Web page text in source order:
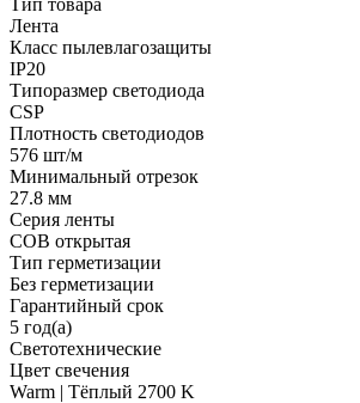
Лента
Класс пылевлагозащиты
IP20
Типоразмер светодиода
CSP
Плотность светодиодов
576 шт/м
Минимальный отрезок
27.8 мм
Серия ленты
COB открытая
Тип герметизации
Без герметизации
Гарантийный срок
5 год(а)
Светотехнические
Цвет свечения
Warm | Тёплый 2700 K